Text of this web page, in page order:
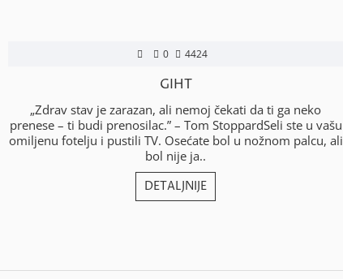
0 4424
GIHT
„Zdrav stav je zarazan, ali nemoj čekati da ti ga neko
prenese – ti budi prenosilac.” – Tom StoppardSeli ste u vašu
omiljenu fotelju i pustili TV. Osećate bol u nožnom palcu, ali
bol nije ja..
DETALJNIJE